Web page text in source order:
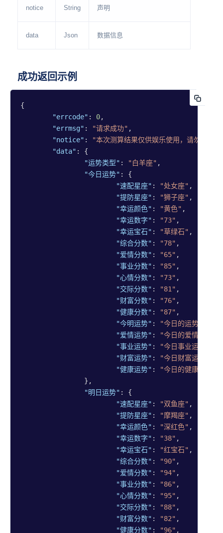
notice String 声明
data Json 数据信息
成功返回示例
{
"errcode" : 0,
"errmsg" : "请求成功" ,
"notice" :
"本次测算结果仅供娱乐使用，请勿用于
"data" : {
"运势类型" : "白羊座" ,
"今日运势" : {
"速配星座" : "处女座" ,
"提防星座" : "狮子座" ,
"幸运颜色" : "黄色" ,
"幸运数字" : "73" ,
"幸运宝石" : "草绿石" ,
"综合分数" : "78" ,
"爱情分数" : "65" ,
"事业分数" : "85" ,
"心情分数" : "73" ,
"交际分数" : "81" ,
"财富分数" : "76" ,
"健康分数" : "87" ,
"今明运势" :
"今日的运势显示，
"爱情运势" :
"今日的爱情运势强
"事业运势" :
"今日事业运势平稳
"财富运势" :
"今日财富运势呈现
"健康运势" :
"今日的健康运势提
"明日运势" : {
"速配星座" : "双鱼座" ,
"提防星座" : "摩羯座" ,
"幸运颜色" : "深红色" ,
"幸运数字" : "38" ,
"幸运宝石" : "红宝石" ,
"综合分数" : "90" ,
"爱情分数" : "94" ,
"事业分数" : "86" ,
"心情分数" : "95" ,
"交际分数" : "88" ,
"财富分数" : "82" ,
"健康分数" : "96" ,